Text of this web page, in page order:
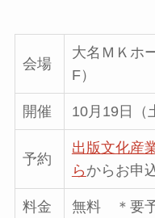
会場
大名ＭＫホ
F）
開催 10月19日（
予約
出版文化産
ら からお申
料金 無料 ＊要予